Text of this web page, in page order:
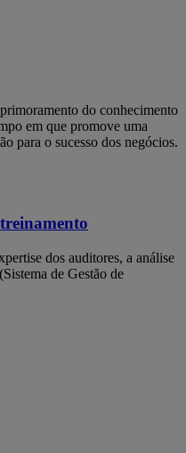
do conhecimento
em que promove uma
para o sucesso dos negócios.
dos auditores, a análise
de Gestão de